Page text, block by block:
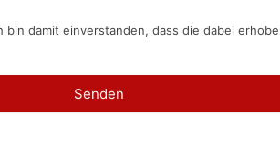
damit einverstanden, dass die dabei
Senden